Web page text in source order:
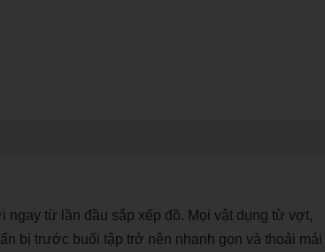
ngay từ lần đầu sắp xếp đồ. Mọi vật dụng từ vợt,
bị trước buổi tập trở nên nhanh gọn và thoải mái